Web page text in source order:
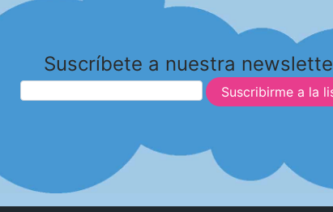
Suscríbete a nuestra
Suscribirme a la